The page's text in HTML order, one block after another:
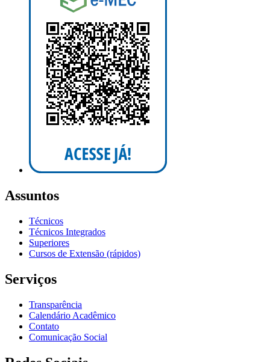
Assuntos
Técnicos
Técnicos Integrados
Superiores
Cursos de Extensão (rápidos)
Serviços
Transparência
Calendário Acadêmico
Contato
Comunicação Social